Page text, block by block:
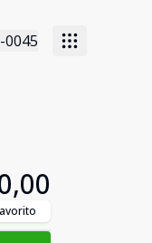
0045